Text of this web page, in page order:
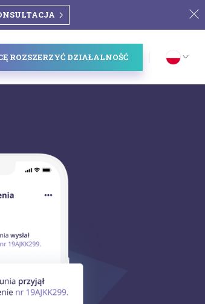
ROZSZERZYĆ DZIAŁALNOŚĆ